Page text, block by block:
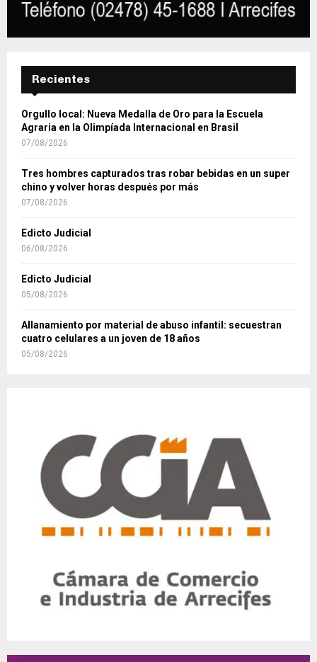
Recientes
Orgullo local: Nueva Medalla de Oro para la Escuela
Agraria en la Olimpíada Internacional en Brasil
07/08/2026
Tres hombres capturados tras robar bebidas en un super
chino y volver horas después por más
07/08/2026
Edicto Judicial
06/08/2026
Edicto Judicial
05/08/2026
Allanamiento por material de abuso infantil: secuestran
cuatro celulares a un joven de 18 años
05/08/2026